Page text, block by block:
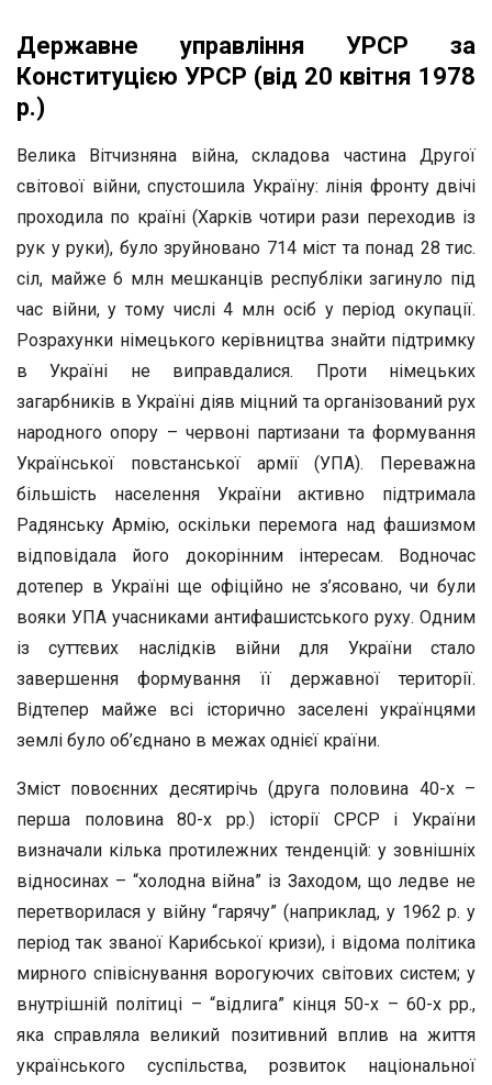
Державне управління УРСР за
Конституцією УРСР (від 20 квітня 1978
р.)
Велика Вітчизняна війна, складова частина Другої
світової війни, спустошила Україну: лінія фронту двічі
проходила по країні (Харків чотири рази переходив із
рук у руки), було зруйновано 714 міст та понад 28 тис.
сіл, майже 6 млн мешканців республіки загинуло під
час війни, у тому числі 4 млн осіб у період окупації.
Розрахунки німецького керівництва знайти підтримку
в Україні не виправдалися. Проти німецьких
загарбників в Україні діяв міцний та організований рух
народного опору – червоні партизани та формування
Української повстанської армії (УПА). Переважна
більшість населення України активно підтримала
Радянську Армію, оскільки перемога над фашизмом
відповідала його докорінним інтересам. Водночас
дотепер в Україні ще офіційно не з’ясовано, чи були
вояки УПА учасниками антифашистського руху. Одним
із суттєвих наслідків війни для України стало
завершення формування її державної території.
Відтепер майже всі історично заселені українцями
землі було об’єднано в межах однієї країни.
Зміст повоєнних десятирічь (друга половина 40-х –
перша половина 80-х рр.) історії СРСР і України
визначали кілька протилежних тенденцій: у зовнішніх
відносинах – “холодна війна” із Заходом, що ледве не
перетворилася у війну “гарячу” (наприклад, у 1962 р. у
період так званої Карибської кризи), і відома політика
мирного співіснування ворогуючих світових систем; у
внутрішній політиці – “відлига” кінця 50-х – 60-х рр.,
яка справляла великий позитивний вплив на життя
українського суспільства, розвиток національної